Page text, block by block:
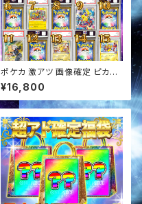
ポケカ 激アツ 画像確定 ピカチ
ュウPSA10確定 スタ賞パック オ
リパ
¥16,800